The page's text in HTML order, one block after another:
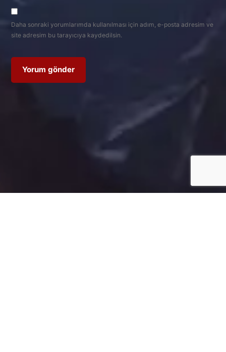
Daha sonraki yorumlarımda kullanılması için adım, e-posta adresim ve
site adresim bu tarayıcıya kaydedilsin.